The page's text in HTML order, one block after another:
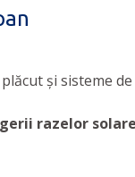
și sisteme
razelor